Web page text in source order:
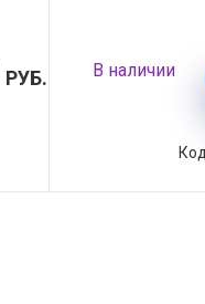
РУБ. В наличии